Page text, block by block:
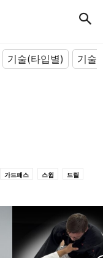
기술(타입별)
기술
가드패스 스윕 드릴